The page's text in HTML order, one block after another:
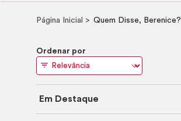
Página Inicial Quem Disse, Berenice?
Ordenar por
Em Destaque